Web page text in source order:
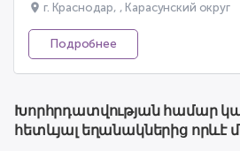
г. Краснодар, , Карасунский округ
Подробнее
Խորհրդատվության համար
հետևյալ եղանակներից որևէ